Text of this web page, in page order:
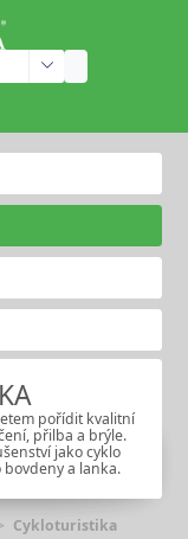
pořídit kvalitní
přilba a brýle.
jako cyklo
a lanka.
Cykloturistika